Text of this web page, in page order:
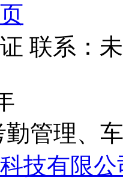
联系：
管理、
技有限公